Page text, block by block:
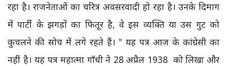
रहा है। राजनेताओं का चरित्र अवसरवादी हो रहा है। उनके दिमाग
में पार्टी के झगड़ों का फितूर है, वे इस व्यक्ति या उस गुट को
कुचलने की सोच में लगे रहते हैं। " यह पत्र आज के कांग्रेसी का
नहीं है। यह पत्र महात्मा गाँधी ने 28 अप्रैल 1938 को लिखा और